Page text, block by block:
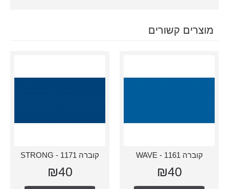
מוצרים קשורים
קוברה 1161 - WAVE
₪40
קוברה 1171 - STRONG
₪40